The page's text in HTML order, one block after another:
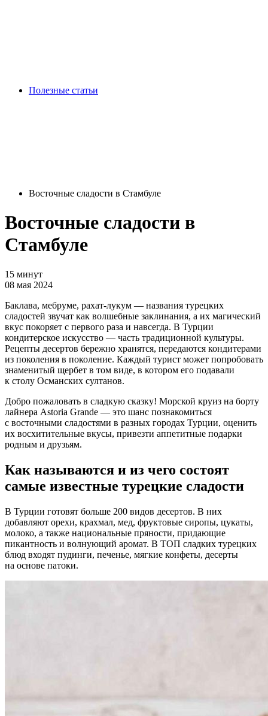
Полезные статьи
Восточные сладости в Стамбуле
Восточные сладости в
Стамбуле
15 минут
08 мая 2024
Баклава, мебруме, рахат-лукум — названия турецких
сладостей звучат как волшебные заклинания, а их магический
вкус покоряет с первого раза и навсегда. В Турции
кондитерское искусство — часть традиционной культуры.
Рецепты десертов бережно хранятся, передаются кондитерами
из поколения в поколение. Каждый турист может попробовать
знаменитый щербет в том виде, в котором его подавали
к столу Османских султанов.
Добро пожаловать в сладкую сказку! Морской круиз на борту
лайнера Astoria Grande — это шанс познакомиться
с восточными сладостями в разных городах Турции, оценить
их восхитительные вкусы, привезти аппетитные подарки
родным и друзьям.
Как называются и из чего состоят
самые известные турецкие сладости
В Турции готовят больше 200 видов десертов. В них
добавляют орехи, крахмал, мед, фруктовые сиропы, цукаты,
молоко, а также национальные пряности, придающие
пикантность и волнующий аромат. В ТОП сладких турецких
блюд входят пудинги, печенье, мягкие конфеты, десерты
на основе патоки.